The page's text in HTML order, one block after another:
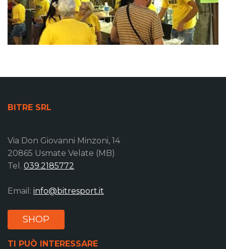
BITRE SRL
Via Don Giovanni Minzoni, 14
20865 Usmate Velate (MB)
Tel. 039.2185772
Email: info@bitresport.it
SHOP
TI PUÒ INTERESSARE